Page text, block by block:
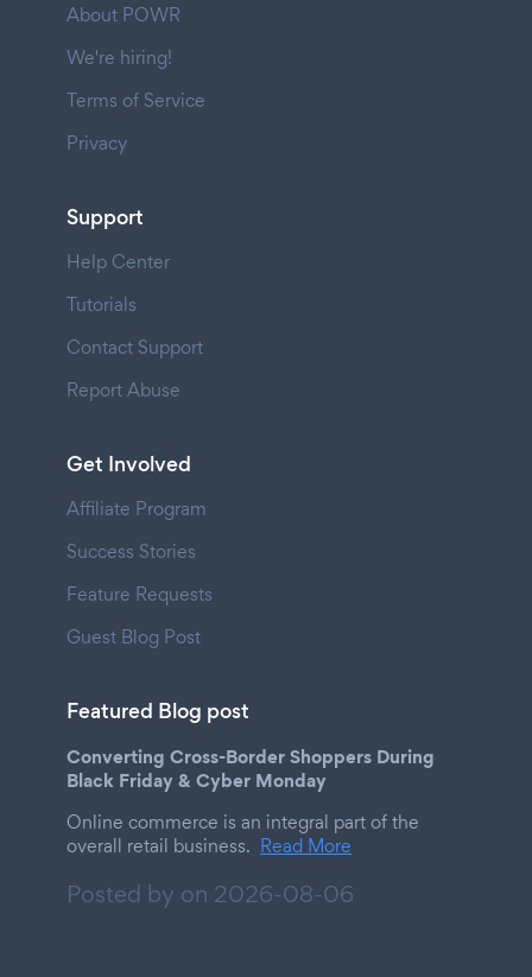
About POWR
We're hiring!
Terms of Service
Privacy
Support
Help Center
Tutorials
Contact Support
Report Abuse
Get Involved
Affiliate Program
Success Stories
Feature Requests
Guest Blog Post
Featured Blog post
Converting Cross-Border Shoppers During
Black Friday & Cyber Monday
Online commerce is an integral part of the
overall retail business. Read More
Posted by on 2026-08-06